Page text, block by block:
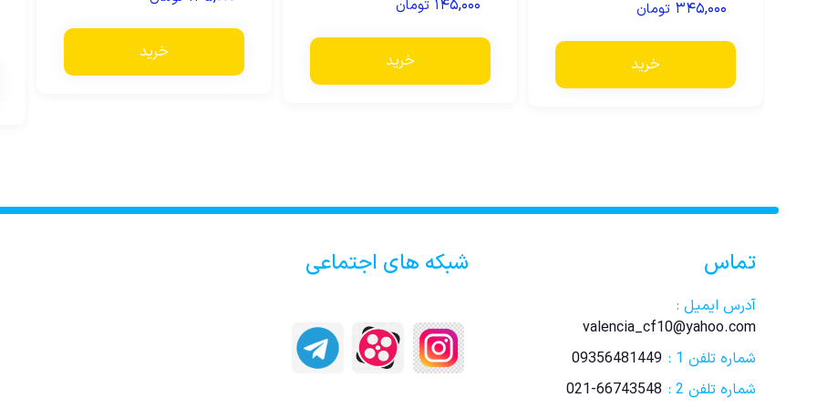
5.00
۳۴۵,۰۰۰ تومان
خرید
5.00
۱۴۵,۰۰۰ تومان
خرید خرید
تماس
آدرس ایمیل :
valencia_cf10@yahoo.com
شماره تلفن 1 :
09356481449
شماره تلفن 2 :
021-66743548
شبکه های اجتماعی